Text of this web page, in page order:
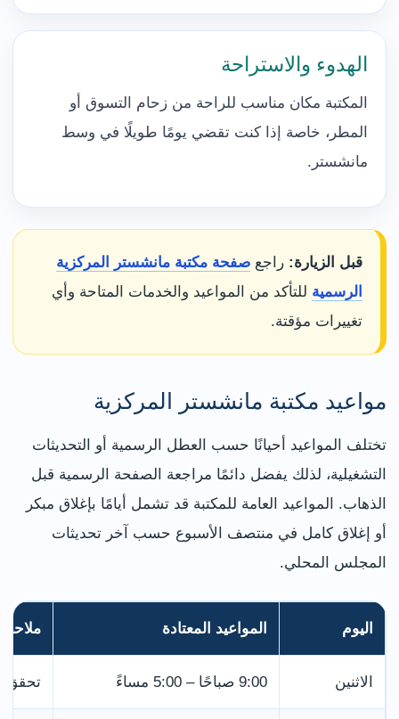
الهدوء والاستراحة
المكتبة مكان مناسب للراحة من زحام التسوق أو
المطر، خاصة إذا كنت تقضي يومًا طويلًا في وسط
مانشستر.
قبل الزيارة: راجع صفحة مكتبة مانشستر المركزية
الرسمية للتأكد من المواعيد والخدمات المتاحة وأي
تغييرات مؤقتة.
مواعيد مكتبة مانشستر المركزية
تختلف المواعيد أحيانًا حسب العطل الرسمية أو التحديثات
التشغيلية، لذلك يفضل دائمًا مراجعة الصفحة الرسمية قبل
الذهاب. المواعيد العامة للمكتبة قد تشمل أيامًا بإغلاق مبكر
أو إغلاق كامل في منتصف الأسبوع حسب آخر تحديثات
المجلس المحلي.
اليوم المواعيد المعتادة
الاثنين 9:00 صباحًا – 5:00 مساءً تحقق